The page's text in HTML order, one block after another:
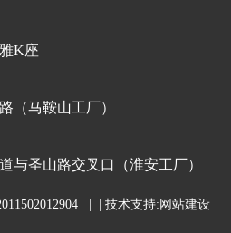
K座
（马鞍山工厂）
与圣山路交叉口（淮安工厂）
| | 技术支持: 网站建设